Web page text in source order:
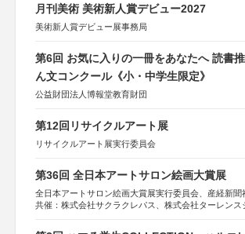
月刊美術 美術新人賞デビュー2027
美術新人賞デビュー展事務局
第6回 お気に入りの一冊をあなたへ 読書
ん文コンクール《小・中学生限定》
公益財団法人博報堂教育財団
第12回リサイクルアート展
リサイクルアート展実行委員会
第36回 全日本アートサロン絵画大賞展
全日本アートサロン絵画大賞展実行委員会、産経新聞
共催：株式会社サクラクレパス、株式会社ターレンス